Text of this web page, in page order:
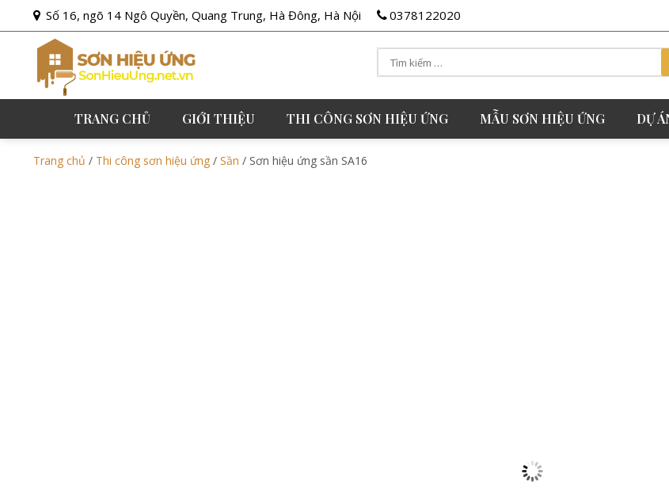
Số 16, ngõ 14 Ngô Quyền, Quang Trung, Hà Đông, Hà Nội 0378122020
TRANG CHỦ GIỚI THIỆU THI CÔNG SƠN HIỆU ỨNG MẪU SƠN HIỆU ỨNG DỰ
Trang chủ / Thi công sơn hiệu ứng / Sần / Sơn hiệu ứng sần SA16